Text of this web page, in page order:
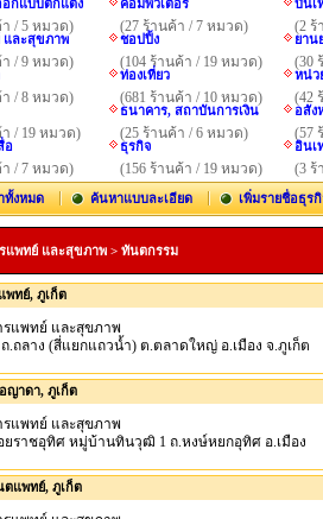
อกแบบตกแต่ง
/ 5 หมวด)
และสุขภาพ
/ 9 หมวด)
/ 8 หมวด)
/ 19 หมวด)
อ
/ 7 หมวด)
คอมพิวเตอร์
(27 ร้านค้า / 7 หมวด)
ชอปปิ้ง
(104 ร้านค้า / 19 หมวด)
ท่องเที่ยว
(681 ร้านค้า / 10 หมวด)
ธนาคาร, สถาบันการเงิน
(25 ร้านค้า / 6 หมวด)
ธุรกิจ
(156 ร้านค้า / 19 หมวด)
บันเ
(2 ร้
ยาน
(30
หน่ว
(42
อสัง
(57
อินเ
(3 ร้
ทั้งหมด ค้นหาแบบละเอียด เพิ่มรายชื่อธุร
แพทย์ และสุขภาพ > ทันตกรรม
พทย์, ภูเก็ต
รแพทย์ และสุขภาพ
ถ.ถลาง (สี่แยกแถวน้ำ) ต.ตลาดใหญ่ อ.เมือง จ.ภูเก็ต
ญาดา, ภูเก็ต
รแพทย์ และสุขภาพ
ยราชอุทิศ หมู่บ้านทินวุฒิ 1 ถ.หงษ์หยกอุทิศ อ.เมือง
ตแพทย์, ภูเก็ต